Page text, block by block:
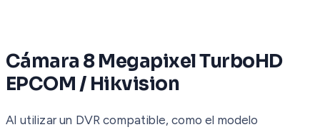
Cámara 8 Megapixel TurboHD
EPCOM / Hikvision
Al utilizar un DVR compatible, como el modelo